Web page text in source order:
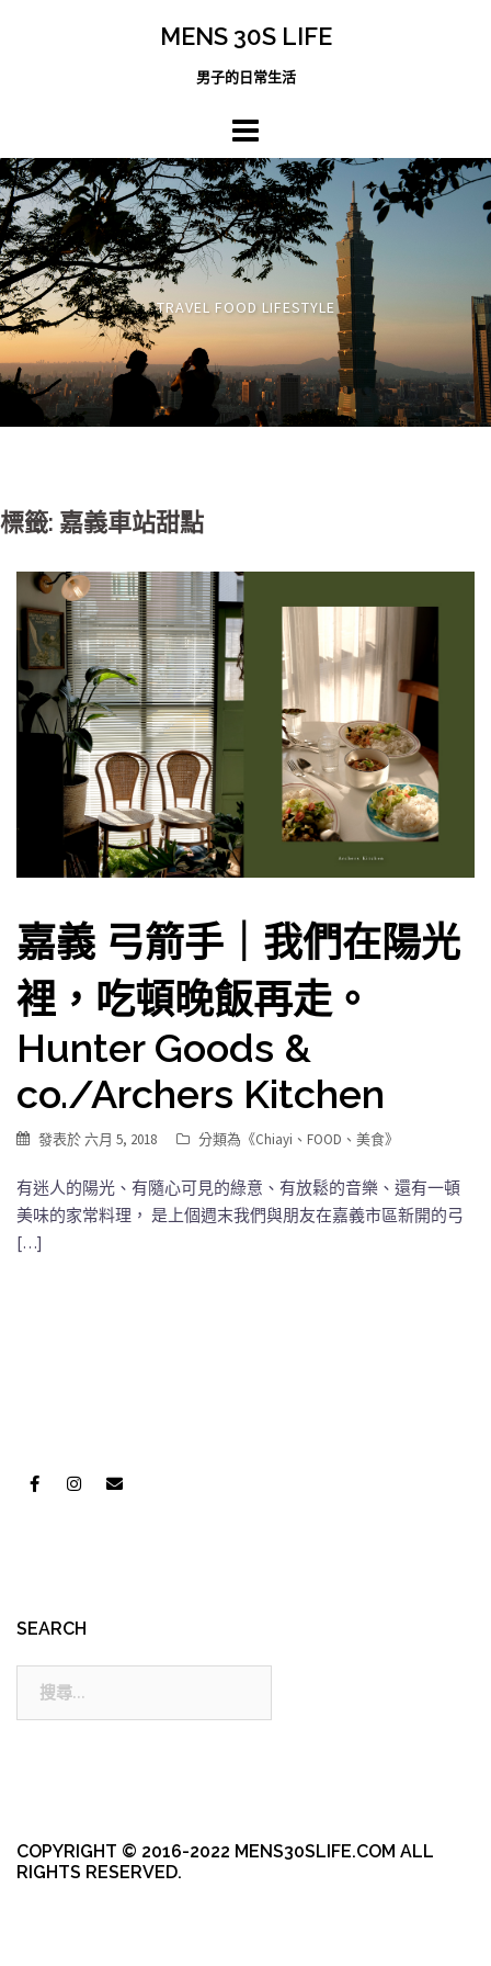
MENS 30S LIFE
男子的日常生活
TRAVEL FOOD LIFESTYLE
標籤: 嘉義車站甜點
嘉義 弓箭手｜我們在陽光
裡，吃頓晚飯再走。
Hunter Goods &
co./Archers Kitchen
發表於六月 5, 2018 分類為《Chiayi 、 FOOD 、 美食》
有迷人的陽光、有隨心可見的綠意、有放鬆的音樂、還有一頓
美味的家常料理， 是上個週末我們與朋友在嘉義市區新開的弓
[…]
SEARCH
COPYRIGHT © 2016-2022 MENS30SLIFE.COM ALL
RIGHTS RESERVED.